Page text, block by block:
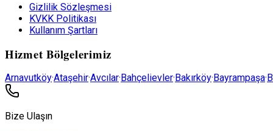
Gizlilik Sözleşmesi
KVKK Politikası
Kullanım Şartları
Hizmet Bölgelerimiz
Arnavutköy·Ataşehir·Avcılar· Bahçelievler· Bakırköy· Bayrampaşa·
Bize Ulaşın